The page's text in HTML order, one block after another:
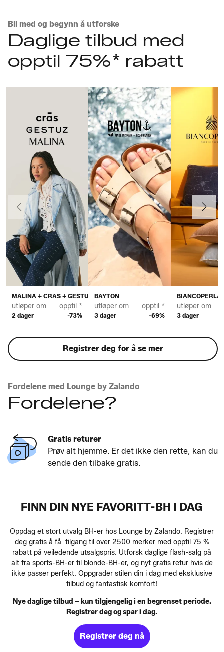
Bli med og begynn å utforske
Daglige tilbud med
opptil 75%* rabatt
MALINA + CRAS + GESTUZ
utløper om
2 dager
opptil *
-73%
BAYTON
utløper om
3 dager
opptil *
-69%
BIANCOPERLA
utløper om
3 dager
Forrige Neste
Registrer deg for å se mer
Fordelene med Lounge by Zalando
Fordelene?
Gratis returer
Prøv alt hjemme. Er det ikke den rette, kan du
sende den tilbake gratis.
FINN DIN NYE FAVORITT-BH I DAG
Oppdag et stort utvalg BH-er hos Lounge by Zalando. Registrer
deg gratis å få tilgang til over 2500 merker med opptil 75 %
rabatt på veiledende utsalgspris. Utforsk daglige flash-salg på
alt fra sports-BH-er til blonde-BH-er, og nyt gratis retur hvis de
ikke passer perfekt. Oppgrader stilen din i dag med eksklusive
tilbud og fantastisk komfort!
Nye daglige tilbud – kun tilgjengelig i en begrenset periode.
Registrer deg og spar i dag.
Registrer deg nå